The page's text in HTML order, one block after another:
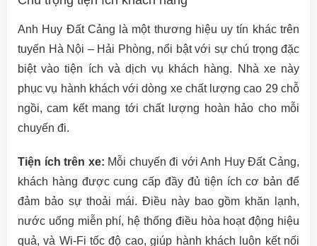
Anh Huy Đất Cảng là một thương hiệu uy tín khác trên
tuyến Hà Nội – Hải Phòng, nổi bật với sự chú trọng đặc
biệt vào tiện ích và dịch vụ khách hàng. Nhà xe này
phục vụ hành khách với dòng xe chất lượng cao 29 chỗ
ngồi, cam kết mang tới chất lượng hoàn hảo cho mỗi
chuyến đi.
Tiện ích trên xe: Mỗi chuyến đi với Anh Huy Đất Cảng,
khách hàng được cung cấp đầy đủ tiện ích cơ bản để
đảm bảo sự thoải mái. Điều này bao gồm khăn lạnh,
nước uống miễn phí, hệ thống điều hòa hoạt động hiệu
quả, và Wi-Fi tốc độ cao, giúp hành khách luôn kết nối